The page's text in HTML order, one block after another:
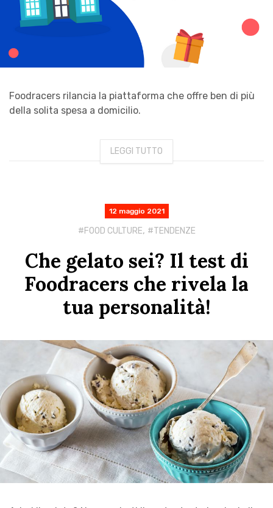
Foodracers rilancia la piattaforma che offre ben di più
della solita spesa a domicilio.
LEGGI TUTTO
12 maggio 2021
FOOD CULTURE, TENDENZE
Che gelato sei? Il test di
Foodracers che rivela la
tua personalità!